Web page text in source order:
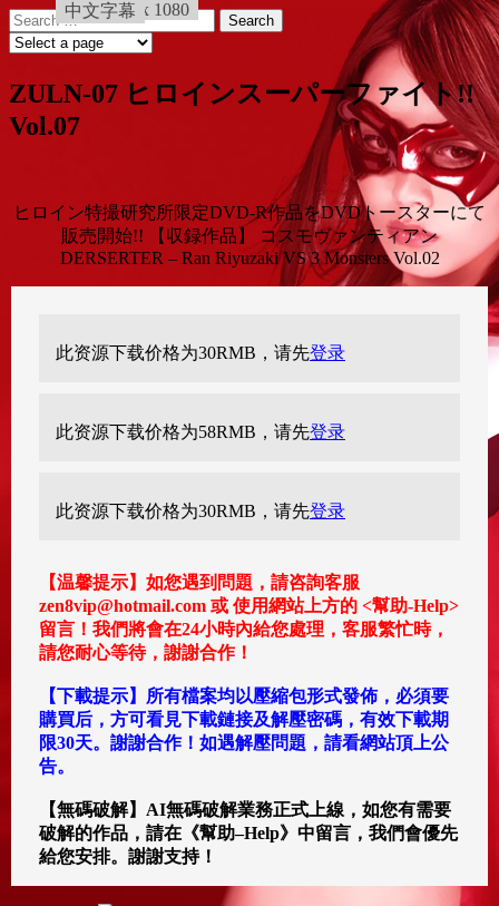
Skip
to
content
Search
for:
ZULN-07 ヒロインスーパーファイト!!
Vol.07
ヒロイン特撮研究所限定DVD-R作品をDVDトースターにて
販売開始!! 【収録作品】 コスモヴァンティアン
DERSERTER – Ran Riyuzaki VS 3 Monsters Vol.02
普通版
此资源下载价格为30RMB，请先登录
HD_1920 x 1080
此资源下载价格为58RMB，请先登录
中文字幕
此资源下载价格为30RMB，请先登录
【温馨提示】如您遇到問題，請咨詢客服
zen8vip@hotmail.com 或 使用網站上方的 <幫助-Help>
留言！我們將會在24小時內給您處理，客服繁忙時，
請您耐心等待，謝謝合作！
【下載提示】所有檔案均以壓縮包形式發佈，必須要
購買后，方可看見下載鏈接及解壓密碼，有效下載期
限30天。謝謝合作！如遇解壓問題，請看網站頂上公
告。
【無碼破解】AI無碼破解業務正式上線，如您有需要
破解的作品，請在《幫助–Help》中留言，我們會優先
給您安排。謝謝支持！